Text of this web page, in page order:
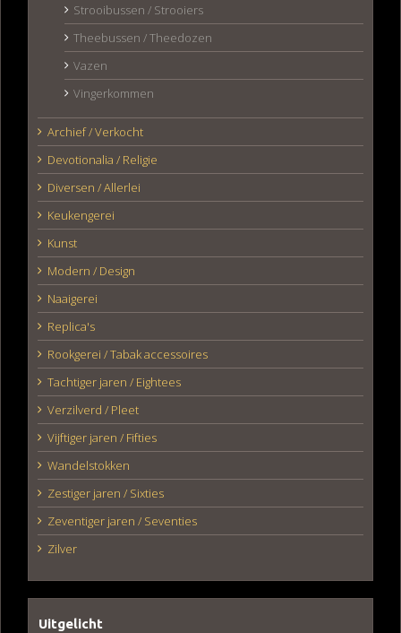
Strooibussen / Strooiers
Theebussen / Theedozen
Vazen
Vingerkommen
Archief / Verkocht
Devotionalia / Religie
Diversen / Allerlei
Keukengerei
Kunst
Modern / Design
Naaigerei
Replica's
Rookgerei / Tabak accessoires
Tachtiger jaren / Eightees
Verzilverd / Pleet
Vijftiger jaren / Fifties
Wandelstokken
Zestiger jaren / Sixties
Zeventiger jaren / Seventies
Zilver
Uitgelicht